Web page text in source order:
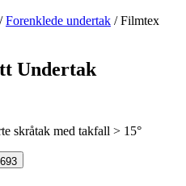
/ Forenklede undertak / Filmtex
Undertak
skråtak med takfall > 15°